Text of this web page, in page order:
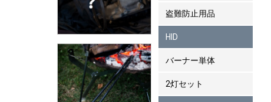
盗難防止用品
HID
バーナー単体
2灯セット